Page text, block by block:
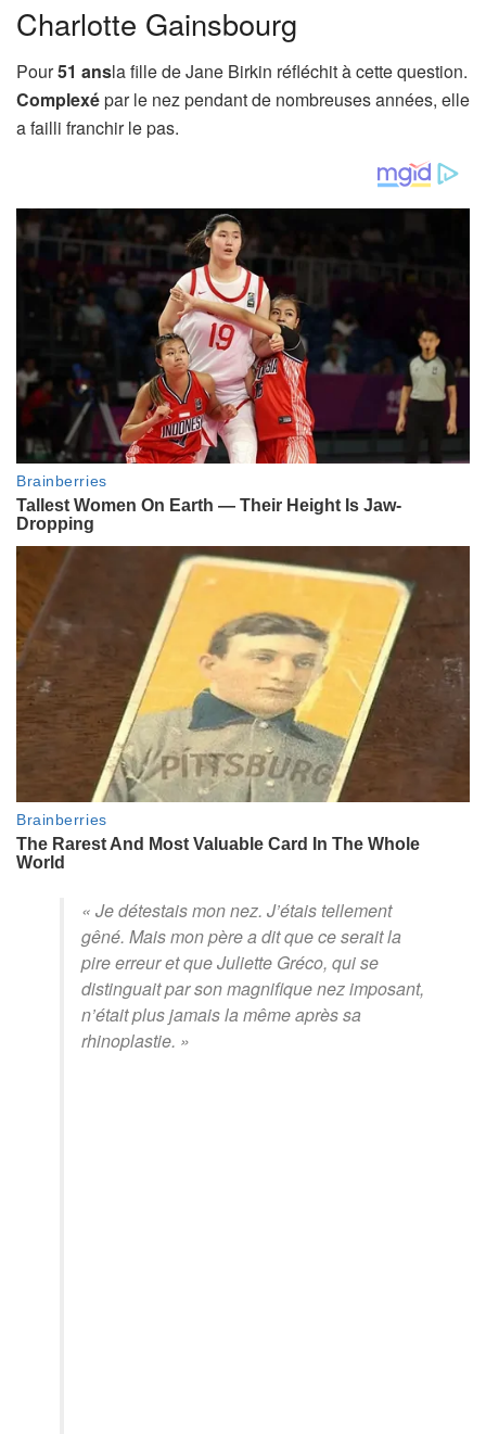
Charlotte Gainsbourg
Pour51 ansla fille de Jane Birkin réfléchit à cette question.
Complexépar le nez pendant de nombreuses années, elle
a failli franchir le pas.
« Je détestais mon nez. J’étais tellement
gêné. Mais mon père a dit que ce serait la
pire erreur et que Juliette Gréco, qui se
distinguait par son magnifique nez imposant,
n’était plus jamais la même après sa
rhinoplastie. »